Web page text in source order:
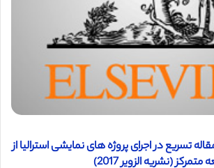
تسریع در اجرای پروژه های نمایشی استرالیا از
(نشریه الزویر 2017)